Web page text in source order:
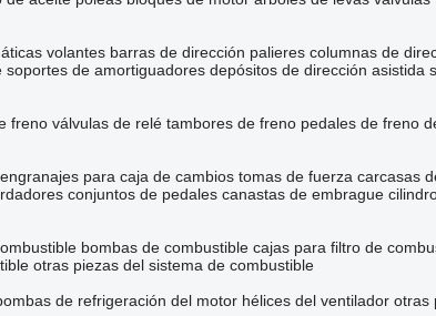
volantes barras de dirección palieres columnas de
soportes de amortiguadores depósitos de dirección asistida
freno válvulas de relé tambores de freno pedales de freno
engranajes para caja de cambios tomas de fuerza carcasas
conjuntos de pedales canastas de embrague
bombas de combustible cajas para filtro de
otras piezas del sistema de combustible
de refrigeración del motor hélices del ventilador otras